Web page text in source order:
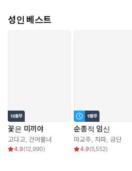
성인 베스트
꽃은 미끼야
고다고, 건어물녀
4.9(12,990)
순종적 임신
마교주 차파 금단
4.9(5,552)